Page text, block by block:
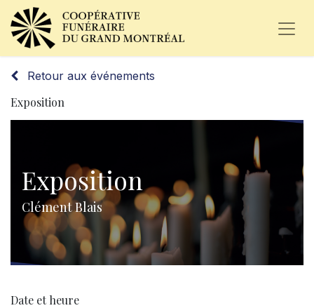
Retour aux événements
Exposition
Exposition
Clément Blais
Date et heure